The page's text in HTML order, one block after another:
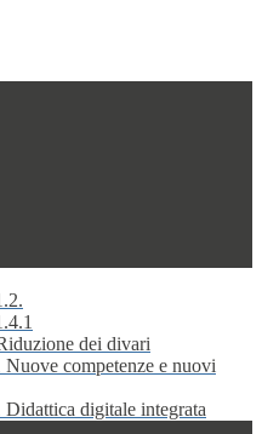
dei divari
competenze e nuovi
digitale integrata